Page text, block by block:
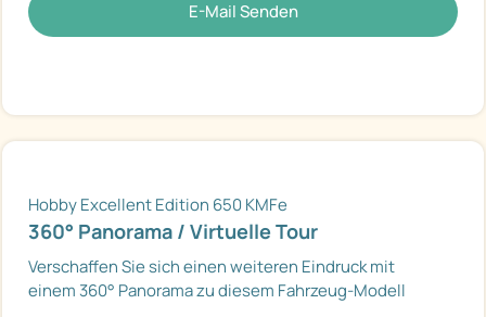
E-Mail Senden
Hobby Excellent Edition 650 KMFe
360° Panorama / Virtuelle Tour
Verschaffen Sie sich einen weiteren Eindruck mit
einem 360° Panorama zu diesem Fahrzeug-Modell